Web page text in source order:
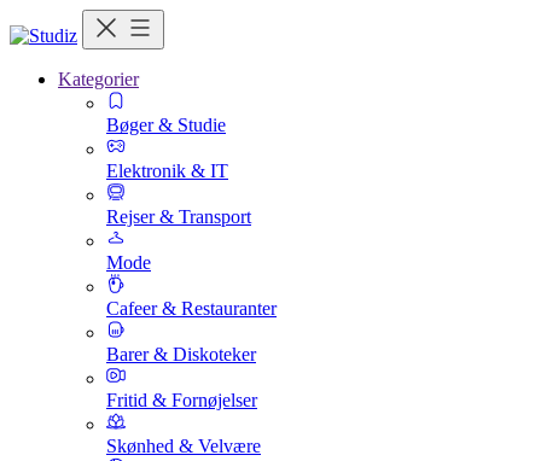
Kategorier
Bøger & Studie
Elektronik & IT
Rejser & Transport
Mode
Cafeer & Restauranter
Barer & Diskoteker
Fritid & Fornøjelser
Skønhed & Velvære